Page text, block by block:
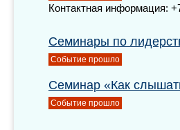
Контактная информация:
Семинары по
Событие прошло
Семинар «Как
Событие прошло